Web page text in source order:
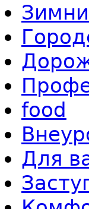
food
Для